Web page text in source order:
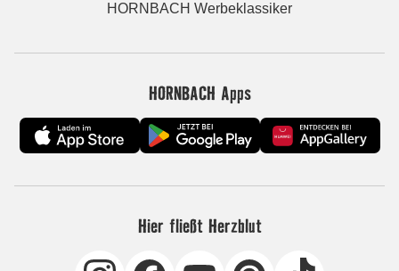
HORNBACH Werbeklassiker
HORNBACH Apps
Hier fließt Herzblut